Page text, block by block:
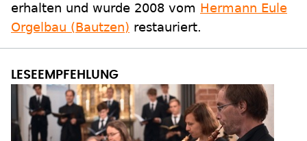
erhalten und wurde 2008 vom Hermann Eule
Orgelbau (Bautzen) restauriert.